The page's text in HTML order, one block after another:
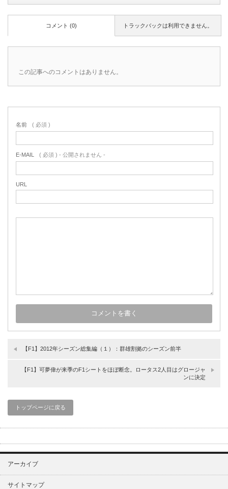
トラックバックは利用できません。
コメント (0)
この記事へのコメントはありません。
名前 ( 必須 )
E-MAIL ( 必須 ) - 公開されません -
URL
【F1】2012年シーズン総集編（１）：群雄割拠のシーズン前半
【F1】可夢偉が来季のF1シートをほぼ断念。ロータス2人目はグロージャ
ンに決定
トップページに戻る
アーカイブ
サイトマップ